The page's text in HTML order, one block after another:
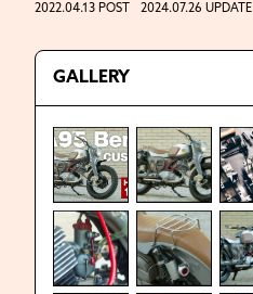
2022.04.13 POST 2024.07.26 UPDATE
GALLERY